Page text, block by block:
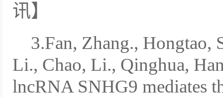
讯】
3.Fan, Zhang., Hongtao,
Li., Chao, Li., Qinghua,
lncRNA SNHG9 mediates